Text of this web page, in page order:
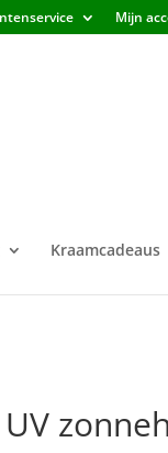
Mijn
Kraamcadeaus